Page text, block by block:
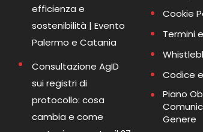
efficienza e
sostenibilità | Evento
Palermo e Catania
Consultazione AgID
sui registri di
protocollo: cosa
cambia e come
Cookie
Termini
Codice
Piano
Genere